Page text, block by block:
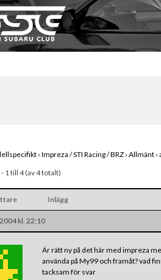
Subaru Club
Subaru!
› Impreza / STI Racing / BRZ › Allmänt ›
1 till 4 (av 4 totalt)
Inlägg
kl. 22:10
Är rätt ny på det här med impreza
använda på My99 och framåt? vad
tacksam för svar